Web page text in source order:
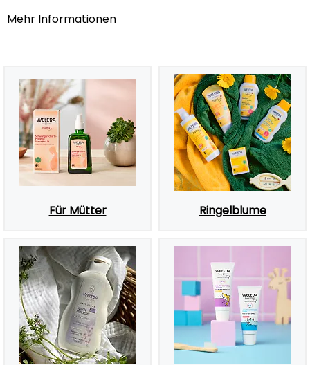
Mehr Informationen
Für Mütter Ringelblume